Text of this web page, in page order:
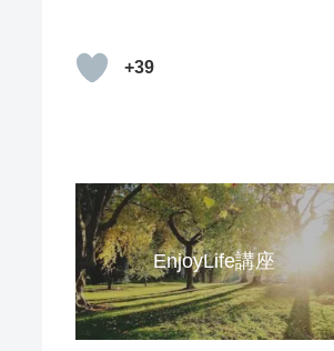
+39
EnjoyLife講座